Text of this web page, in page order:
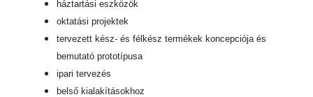
háztartási eszközök
oktatási projektek
tervezett kész- és félkész termékek koncepciója és
bemutató prototípusa
ipari tervezés
belső kialakításokhoz